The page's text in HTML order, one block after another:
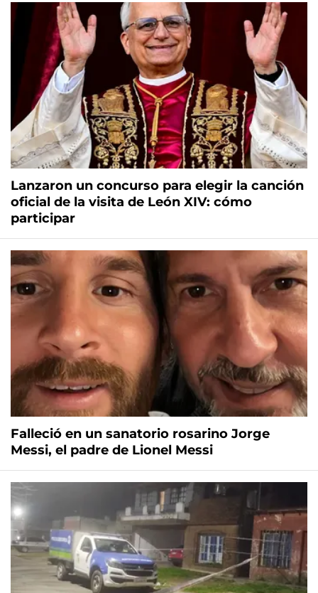
Lanzaron un concurso para elegir la canción
oficial de la visita de León XIV: cómo
participar
Falleció en un sanatorio rosarino Jorge
Messi, el padre de Lionel Messi